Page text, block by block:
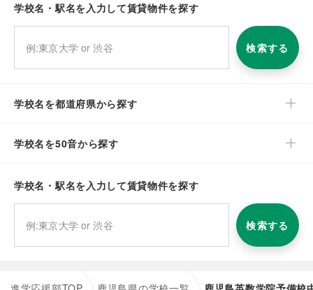
学校名・駅名を入力して賃貸物件を探す
検索する
学校名を都道府県から探す
学校名を50音から探す
学校名・駅名を入力して賃貸物件を探す
検索する